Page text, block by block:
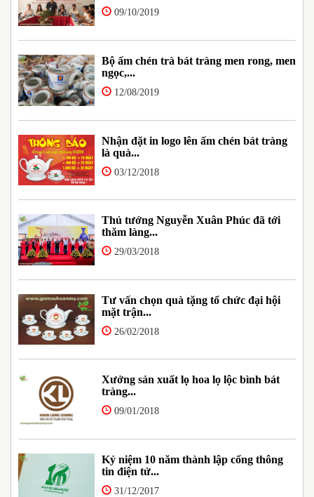
09/10/2019
Bộ ấm chén trà bát tràng men rong, men
ngọc,...
12/08/2019
Nhận đặt in logo lên ấm chén bát tràng
là quà...
03/12/2018
Thủ tướng Nguyễn Xuân Phúc đã tới
thăm làng...
29/03/2018
Tư vấn chọn quà tặng tổ chức đại hội
mặt trận...
26/02/2018
Xưởng sản xuất lọ hoa lọ lộc bình bát
tràng...
09/01/2018
Kỷ niệm 10 năm thành lập cổng thông
tin điện tử...
31/12/2017